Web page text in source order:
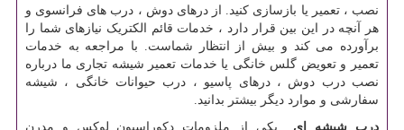
نصب ، تعمیر یا بازسازی کنید. از درهای دوش ، درب های فرانسوی و
هر آنچه در این بین قرار دارد ، خدمات قائم الکتریک نیازهای شما را
برآورده می کند و بیش از انتظار شماست. با مراجعه به خدمات
تعمیر و تعویض گلس خانگی یا خدمات تعمیر شیشه تجاری ما درباره
نصب درب دوش ، درهای پاسیو ، درب حیوانات خانگی ، شیشه
سفارشی و موارد دیگر بیشتر بدانید.
درب شیشه ای یکی از ملزومات دکوراسیون لوکس و مدرن